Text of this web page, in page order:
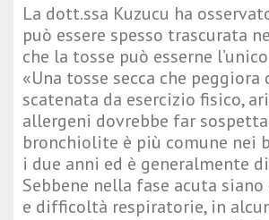
La dott.ssa Kuzucu ha
può essere spesso trascurata
che la tosse può esserne
«Una tosse secca che
scatenata da esercizio fisico,
allergeni dovrebbe far
bronchiolite è più comune nei
i due anni ed è generalmente
Sebbene nella fase acuta
e difficoltà respiratorie, in